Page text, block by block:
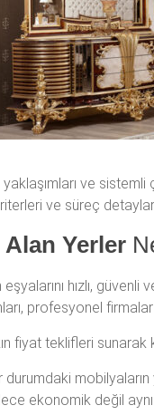
ve
ve süreç
Alan Yerler
eşyalarını hızlı,
profesyonel
teklifleri sunarak
ekonomik değil